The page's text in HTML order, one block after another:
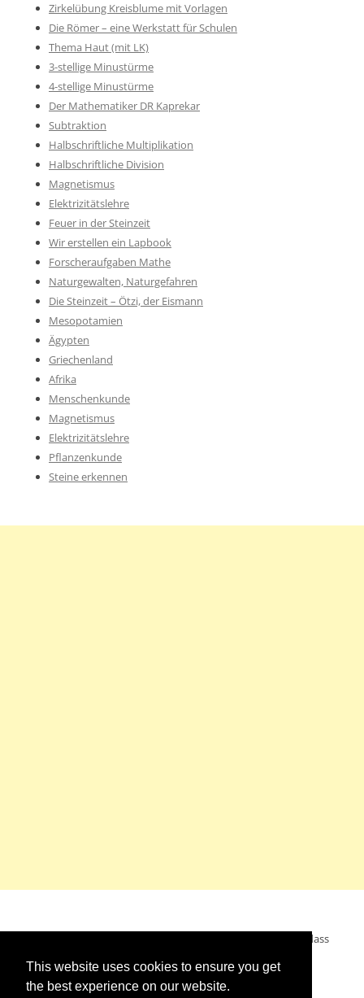
This website uses cookies to ensure you get
the best experience on our website.
Zirkelübung Kreisblume mit Vorlagen
Die Römer – eine Werkstatt für Schulen
Thema Haut (mit LK)
3-stellige Minustürme
4-stellige Minustürme
Der Mathematiker DR Kaprekar
Subtraktion
Halbschriftliche Multiplikation
Halbschriftliche Division
Magnetismus
Elektrizitätslehre
Feuer in der Steinzeit
Wir erstellen ein Lapbook
Forscheraufgaben Mathe
Naturgewalten, Naturgefahren
Die Steinzeit – Ötzi, der Eismann
Mesopotamien
Ägypten
Griechenland
Afrika
Menschenkunde
Magnetismus
Elektrizitätslehre
Pflanzenkunde
Steine erkennen
Mein Wunsch: dass alle Menschen ohne Krieg leben dürfen, dass
alle Menschen den Krieg verurteilen und sich von den
Kriegstreibern abwenden. Das wünsche ich mir.